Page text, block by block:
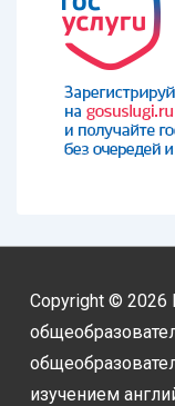
Copyright © 2026
изучением